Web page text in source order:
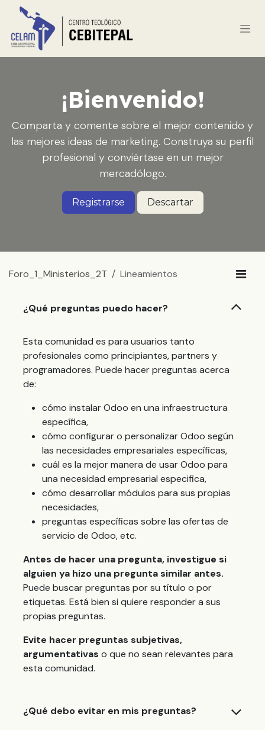
Ir al contenido
¡Bienvenido!
Comparta y comente sobre el mejor contenido y
las mejores ideas de marketing. Construya su perfil
profesional y conviértase en un mejor
mercadólogo.
Registrarse Descartar
Foro_1_Ministerios_2T Lineamientos
¿Qué preguntas puedo hacer?
Esta comunidad es para usuarios tanto
profesionales como principiantes, partners y
programadores. Puede hacer preguntas acerca
de:
cómo instalar Odoo en una infraestructura
específica,
cómo configurar o personalizar Odoo según
las necesidades empresariales específicas,
cuál es la mejor manera de usar Odoo para
una necesidad empresarial especifica,
cómo desarrollar módulos para sus propias
necesidades,
preguntas específicas sobre las ofertas de
servicio de Odoo, etc.
Antes de hacer una pregunta, investigue si
alguien ya hizo una pregunta similar antes.
Puede buscar preguntas por su título o por
etiquetas. Está bien si quiere responder a sus
propias preguntas.
Evite hacer preguntas subjetivas,
argumentativas o que no sean relevantes para
esta comunidad.
¿Qué debo evitar en mis preguntas?